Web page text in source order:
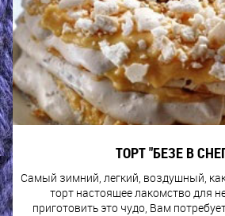
ТОРТ "БЕЗЕ В
Самый зимний, легкий, воздушный,
торт настоящее лакомство для
приготовить это чудо, Вам